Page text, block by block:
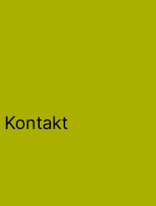
Kontakt